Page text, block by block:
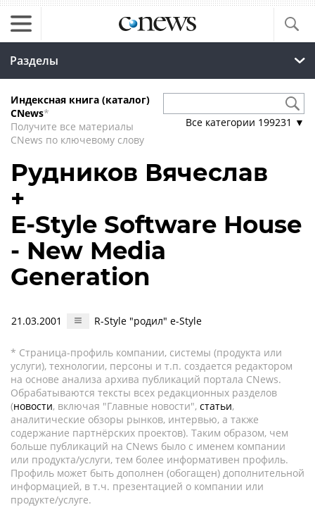
Разделы
Индексная книга (каталог)
CNews*
Получите все материалы
CNews по ключевому слову
Все категории 199231 ▼
Рудников Вячеслав
+
E-Style Software House
- New Media
Generation
21.03.2001 R-Style "родил" e-Style
* Страница-профиль компании, системы (продукта или
услуги), технологии, персоны и т.п. создается редактором
на основе анализа архива публикаций портала CNews.
Обрабатываются тексты всех редакционных разделов
(новости, включая "Главные новости", статьи,
аналитические обзоры рынков, интервью, а также
содержание партнёрских проектов). Таким образом, чем
больше публикаций на CNews было с именем компании
или продукта/услуги, тем более информативен профиль.
Профиль может быть дополнен (обогащен) дополнительной
информацией, в т.ч. презентацией о компании или
продукте/услуге.